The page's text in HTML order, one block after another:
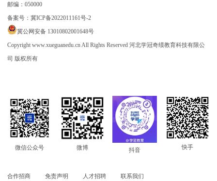
邮编：050000
备案号： 冀ICP备2022011161号-2
冀公网安备 13010802001648号
Copyright www.xueguanedu.cn All Rights Reserved 河北学冠奇绩教育科技有限公
司 版权所有
微信公众号 微博 抖音 快手
合作招商 免责声明 人才招聘 联系我们